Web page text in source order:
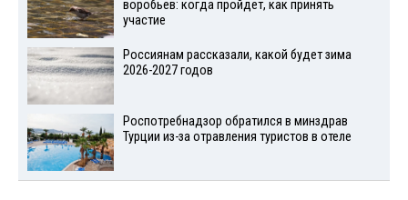
воробьев: когда пройдет, как принять
участие
Россиянам рассказали, какой будет зима
2026-2027 годов
Роспотребнадзор обратился в минздрав
Турции из-за отравления туристов в отеле